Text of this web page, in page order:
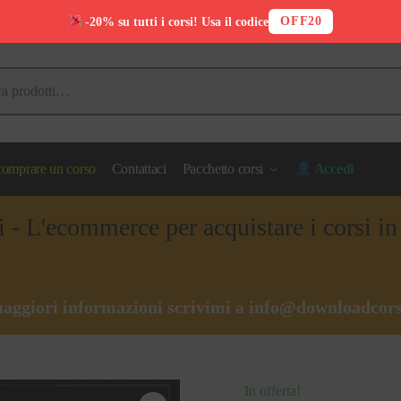
un corso Contattaci Pacchetto corsi Accedi
L'ecommerce per acquistare i corsi in
informazioni scrivimi a
In offerta!
-20% su tutti i corsi! Usa il codice OFF20